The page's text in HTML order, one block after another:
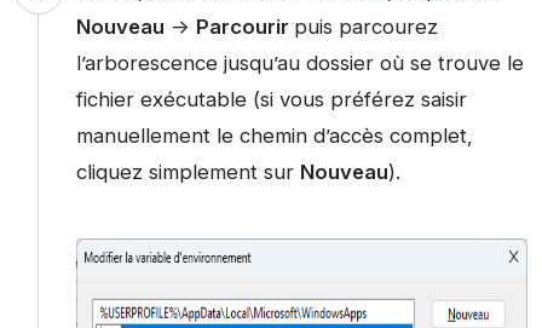
Nouveau -> Parcourir puis parcourez
l’arborescence jusqu’au dossier où se trouve le
fichier exécutable (si vous préférez saisir
manuellement le chemin d’accès complet,
cliquez simplement sur Nouveau).